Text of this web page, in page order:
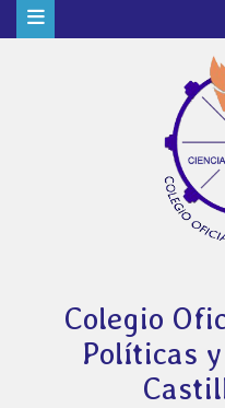
Colegio
Políticas